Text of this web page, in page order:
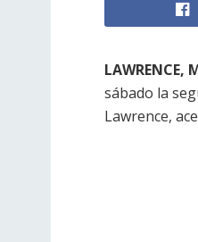
LAWRENCE,
sábado la
Lawrence,